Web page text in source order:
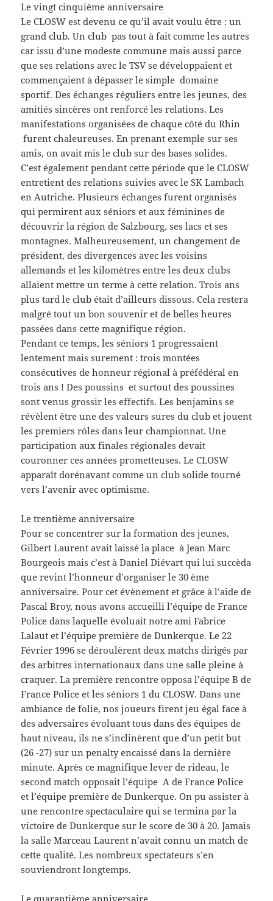
Le vingt cinquième anniversaire
Le CLOSW est devenu ce qu’il avait voulu être : un
grand club. Un club pas tout à fait comme les autres
car issu d’une modeste commune mais aussi parce
que ses relations avec le TSV se développaient et
commençaient à dépasser le simple domaine
sportif. Des échanges réguliers entre les jeunes, des
amitiés sincères ont renforcé les relations. Les
manifestations organisées de chaque côté du Rhin
furent chaleureuses. En prenant exemple sur ses
amis, on avait mis le club sur des bases solides.
C’est également pendant cette période que le CLOSW
entretient des relations suivies avec le SK Lambach
en Autriche. Plusieurs échanges furent organisés
qui permirent aux séniors et aux féminines de
découvrir la région de Salzbourg, ses lacs et ses
montagnes. Malheureusement, un changement de
président, des divergences avec les voisins
allemands et les kilomètres entre les deux clubs
allaient mettre un terme à cette relation. Trois ans
plus tard le club était d’ailleurs dissous. Cela restera
malgré tout un bon souvenir et de belles heures
passées dans cette magnifique région.
Pendant ce temps, les séniors 1 progressaient
lentement mais surement : trois montées
consécutives de honneur régional à préfédéral en
trois ans ! Des poussins et surtout des poussines
sont venus grossir les effectifs. Les benjamins se
révèlent être une des valeurs sures du club et jouent
les premiers rôles dans leur championnat. Une
participation aux finales régionales devait
couronner ces années prometteuses. Le CLOSW
apparaît dorénavant comme un club solide tourné
vers l’avenir avec optimisme.
Le trentième anniversaire
Pour se concentrer sur la formation des jeunes,
Gilbert Laurent avait laissé la place à Jean Marc
Bourgeois mais c’est à Daniel Diévart qui lui succèda
que revint l’honneur d’organiser le 30 ème
anniversaire. Pour cet évènement et grâce à l’aide de
Pascal Broy, nous avons accueilli l’équipe de France
Police dans laquelle évoluait notre ami Fabrice
Lalaut et l’équipe première de Dunkerque. Le 22
Février 1996 se déroulèrent deux matchs dirigés par
des arbitres internationaux dans une salle pleine à
craquer. La première rencontre opposa l’équipe B de
France Police et les séniors 1 du CLOSW. Dans une
ambiance de folie, nos joueurs firent jeu égal face à
des adversaires évoluant tous dans des équipes de
haut niveau, ils ne s’inclinèrent que d’un petit but
(26 -27) sur un penalty encaissé dans la dernière
minute. Après ce magnifique lever de rideau, le
second match opposait l’équipe A de France Police
et l’équipe première de Dunkerque. On pu assister à
une rencontre spectaculaire qui se termina par la
victoire de Dunkerque sur le score de 30 à 20. Jamais
la salle Marceau Laurent n’avait connu un match de
cette qualité. Les nombreux spectateurs s’en
souviendront longtemps.